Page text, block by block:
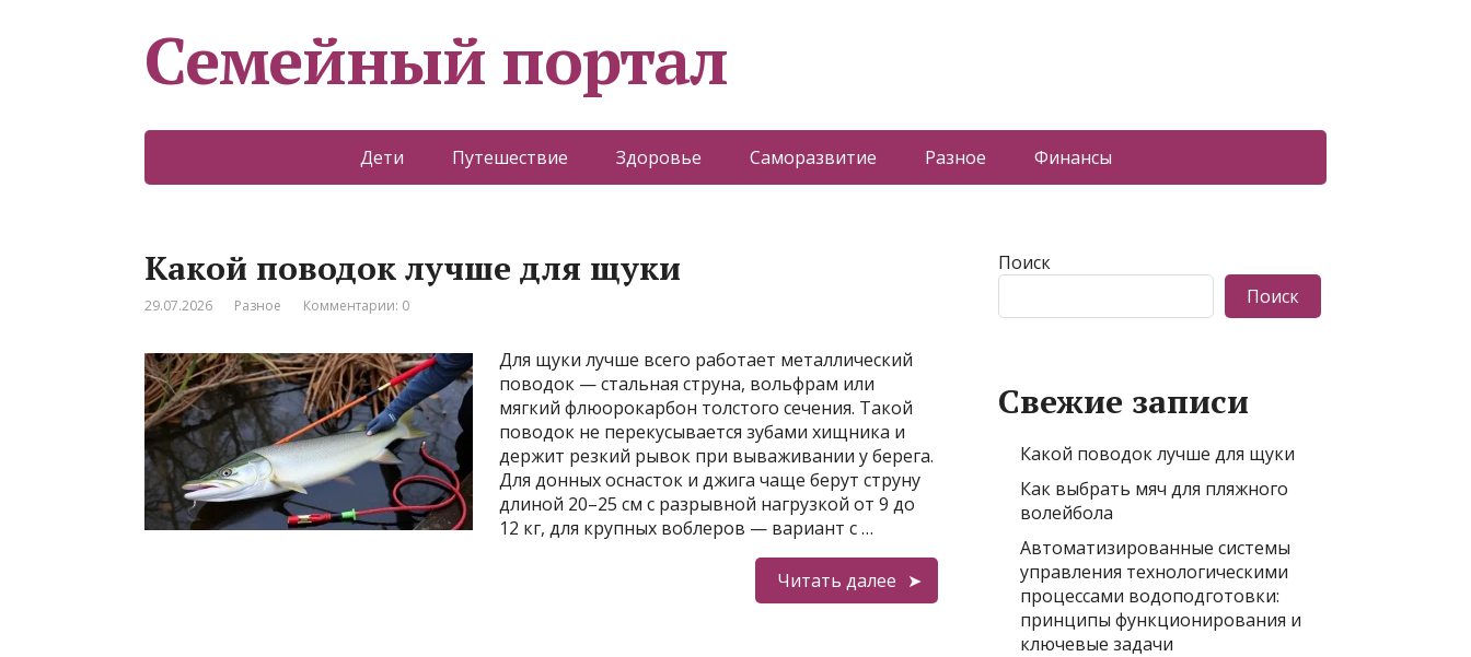
Семейный портал
Дети Путешествие Здоровье Саморазвитие Разное Финансы
Какой поводок лучше для щуки
29.07.2026 Разное Комментарии: 0
Для щуки лучше всего работает металлический
поводок — стальная струна, вольфрам или
мягкий флюорокарбон толстого сечения. Такой
поводок не перекусывается зубами хищника и
держит резкий рывок при вываживании у берега.
Для донных оснасток и джига чаще берут струну
длиной 20–25 см с разрывной нагрузкой от 9 до
12 кг, для крупных воблеров — вариант с …
Читать далее
Поиск
Поиск
Свежие записи
Какой поводок лучше для щуки
Как выбрать мяч для пляжного
волейбола
Автоматизированные системы
управления технологическими
процессами водоподготовки:
принципы функционирования и
ключевые задачи